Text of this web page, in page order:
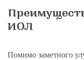
ИОЛ
Помимо заметного